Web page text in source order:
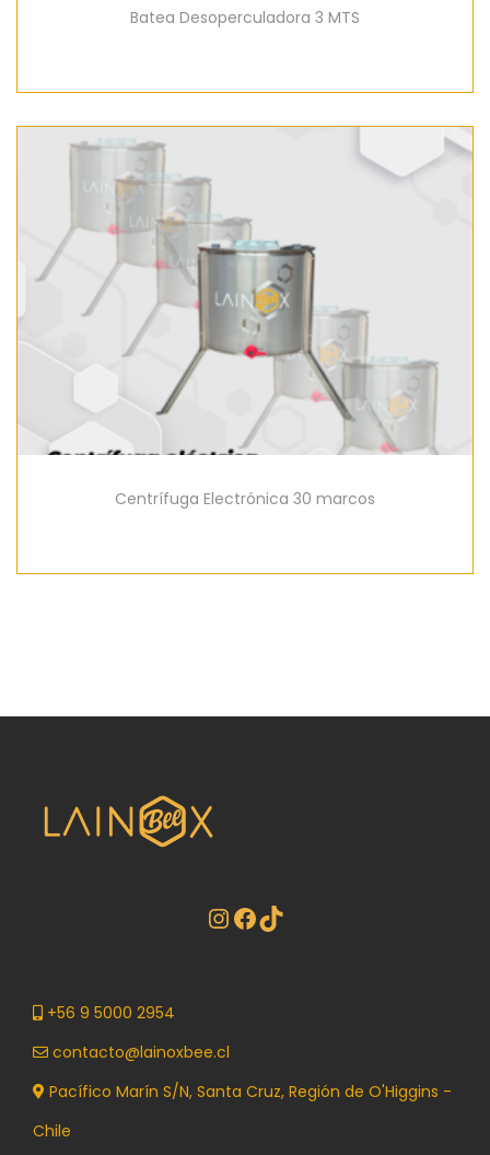
Batea Desoperculadora 3 MTS
Centrífuga Electrónica 30 marcos
+56 9 5000 2954
contacto@lainoxbee.cl
Pacífico Marín S/N, Santa Cruz, Región de O'Higgins -
Chile